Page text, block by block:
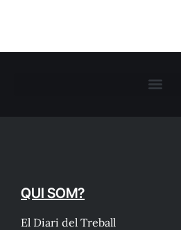
QUI SOM?
El Diari del Treball